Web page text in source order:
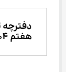
هفتم 1404 – 1405 را چگونه باید دریافت کرد؟